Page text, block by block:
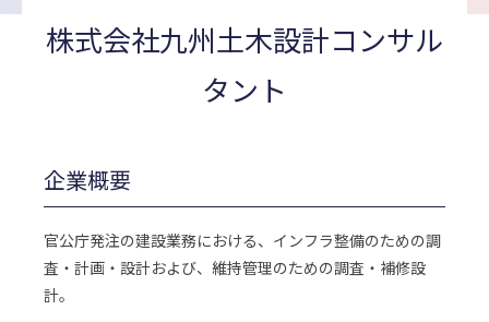
株式会社九州土木設計コンサル
タント
企業概要
官公庁発注の建設業務における、インフラ整備のための調
査・計画・設計および、維持管理のための調査・補修設
計。